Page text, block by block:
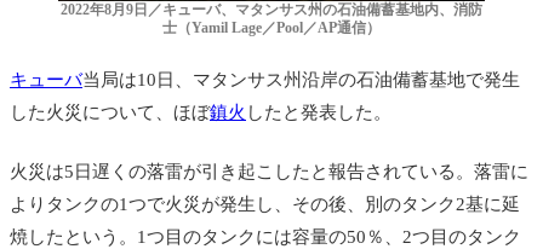
2022年8月9日／キューバ、マタンサス州の石油備蓄基地内、消防
士（Yamil Lage／Pool／AP通信）
キューバ当局は10日、 マタンサス州沿岸の石油備蓄基地で発生
した火災について、ほぼ鎮火 したと発表した。
火災は5日遅くの落雷が引き起こしたと報告されている。落雷に
よりタンクの1つで火災が発生し、その後、別のタンク2基に延
焼したという。1つ目のタンクには容量の50％、2つ目のタンク